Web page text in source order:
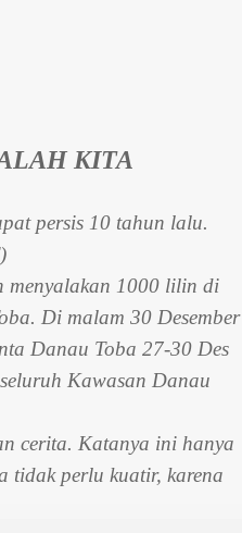
KITA
persis 10 tahun lalu.
menyalakan 1000 lilin di
Di malam 30 Desember
Danau Toba 27-30 Des
Kawasan Danau
cerita. Katanya ini hanya
tidak perlu kuatir, karena